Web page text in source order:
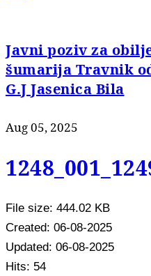
Javni poziv za
šumarija Travnik
G.J Jasenica Bila
Aug 05, 2025
File size: 444.02 KB
Created: 06-08-2025
Updated: 06-08-2025
Hits: 54